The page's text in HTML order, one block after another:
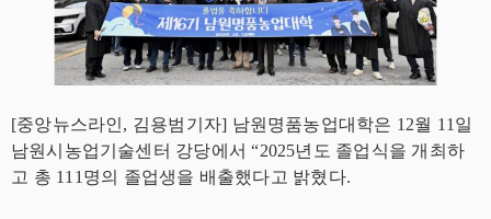
[중앙뉴스라인, 김용범기자] 남원명품농업대학은 12월 11일
남원시농업기술센터 강당에서 “2025년도 졸업식을 개최하
고 총 111명의 졸업생을 배출했다고 밝혔다.